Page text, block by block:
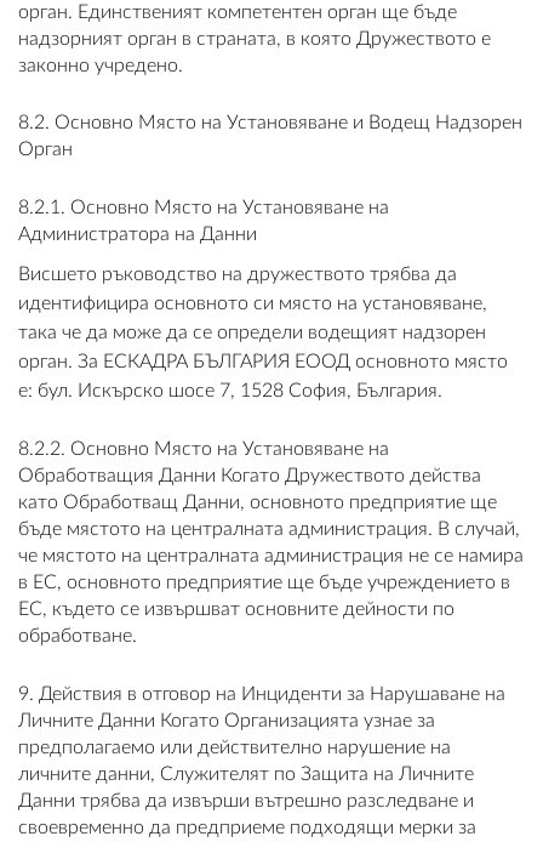
орган. Единственият компетентен орган ще бъде
надзорният орган в страната, в която Дружеството е
законно учредено.
8.2. Основно Място на Установяване и Водещ Надзорен
Орган
8.2.1. Основно Място на Установяване на
Администратора на Данни
Висшето ръководство на дружеството трябва да
идентифицира основното си място на установяване,
така че да може да се определи водещият надзорен
орган. За ЕСКАДРА БЪЛГАРИЯ ЕООД основното място
е: бул. Искърско шосе 7, 1528 София, България.
8.2.2. Основно Място на Установяване на
Обработващия Данни Когато Дружеството действа
като Обработващ Данни, основното предприятие ще
бъде мястото на централната администрация. В случай,
че мястото на централната администрация не се намира
в ЕС, основното предприятие ще бъде учреждението в
ЕС, където се извършват основните дейности по
обработване.
9. Действия в отговор на Инциденти за Нарушаване на
Личните Данни Когато Организацията узнае за
предполагаемо или действително нарушение на
личните данни, Служителят по Защита на Личните
Данни трябва да извърши вътрешно разследване и
своевременно да предприеме подходящи мерки за